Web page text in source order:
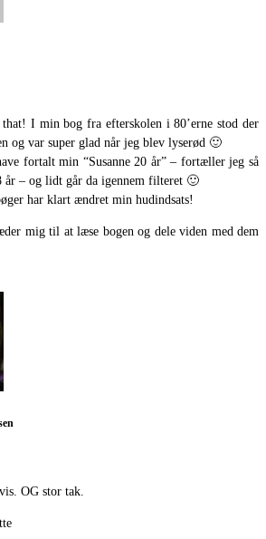
that! I min bog fra efterskolen i 80’erne stod der
og var super glad når jeg blev lyserød 🙂
fortalt min “Susanne 20 år” – fortæller jeg så
år – og lidt går da igennem filteret 🙂
har klart ændret min hudindsats!
mig til at læse bogen og dele viden med dem
OG stor tak.